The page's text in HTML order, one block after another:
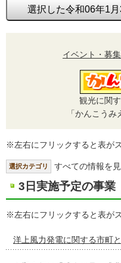
選択した令和06年1
イベント・募
観光に関
「かんこうみ
※左右にフリックすると表が
選択カテゴリ すべての情報を
3日実施予定の事業
※左右にフリックすると表が
洋上風力発電に関する市町